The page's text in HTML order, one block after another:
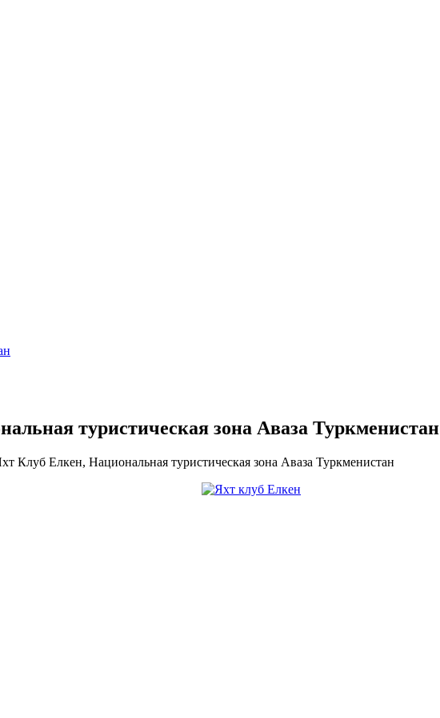
туристическая зона Аваза Туркменистан
Клуб Елкен, Национальная туристическая зона Аваза Туркменистан